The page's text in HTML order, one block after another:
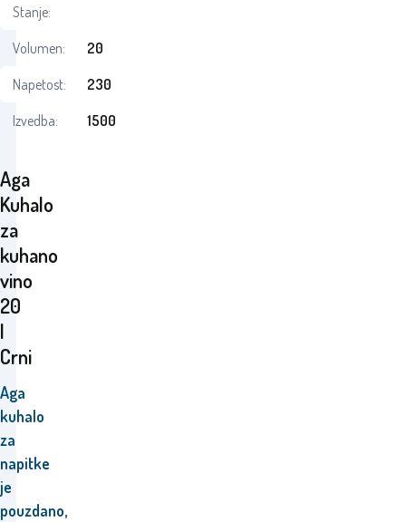
Aga
Kuhalo
za
kuhano
vino
20
l
Crni
Aga
kuhalo
za
napitke
je
pouzdano,
Stanje:
Volumen:
20
Napetost:
230
Izvedba:
1500